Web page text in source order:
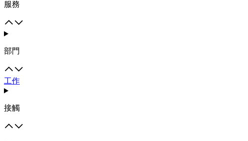
服務
部門
工作
接觸